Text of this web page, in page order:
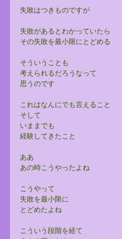
失敗はつきものですが
失敗があるとわかっていたら
その失敗を最小限にとどめる
そういうことも
考えられるだろうなって
思うのです
これはなんにでも言えること
そして
いままでも
経験してきたこと
ああ
あの時こうやったよね
こうやって
失敗を最小限に
とどめたよね
こういう段階を経て